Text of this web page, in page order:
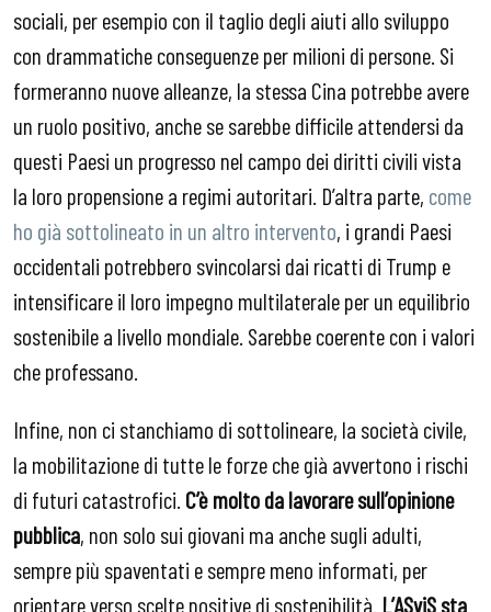
sociali, per esempio con il taglio degli aiuti allo sviluppo
con drammatiche conseguenze per milioni di persone. Si
formeranno nuove alleanze, la stessa Cina potrebbe avere
un ruolo positivo, anche se sarebbe difficile attendersi da
questi Paesi un progresso nel campo dei diritti civili vista
la loro propensione a regimi autoritari. D’altra parte, come
ho già sottolineato in un altro intervento, i grandi Paesi
occidentali potrebbero svincolarsi dai ricatti di Trump e
intensificare il loro impegno multilaterale per un equilibrio
sostenibile a livello mondiale. Sarebbe coerente con i valori
che professano.
Infine, non ci stanchiamo di sottolineare, la società civile,
la mobilitazione di tutte le forze che già avvertono i rischi
di futuri catastrofici. C’è molto da lavorare sull’opinione
pubblica, non solo sui giovani ma anche sugli adulti,
sempre più spaventati e sempre meno informati, per
orientare verso scelte positive di sostenibilità. L’ASviS sta